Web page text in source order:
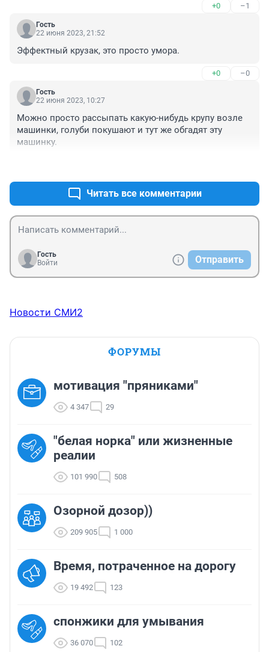
одного штрафа? Мы во всех городах задохнулись от
чванства автолюбителей. В какой-то стране в Европе,
которая до сих пор нам образец в ряде социальных
машину, есл у покупателя не оформлено, то бишь
Лондоне нет груды машин даже около дорогих
офисов, даже директорской машины..Можно
поставить, но оплата стоянки будет катастрофически
высокой..много гаражей-перехватчиков около ст.
метро на окраине города..но там да,
катастрофической застройки разрастания городов с
+0 –1
Гость
22 июня 2023, 21:52
Эффектный крузак, это просто умора.
+0 –0
Гость
22 июня 2023, 10:27
Можно просто рассыпать какую-нибудь крупу возле
машинки, голуби покушают и тут же обгадят эту
машинку.
Читать все комментарии
Гость
Войти
Отправить
Новости СМИ2
ФОРУМЫ
мотивация "пряниками"
4 347 29
"белая норка" или жизненные
реалии
101 990 508
Озорной дозор))
209 905 1 000
Время, потраченное на дорогу
19 492 123
спонжики для умывания
36 070 102